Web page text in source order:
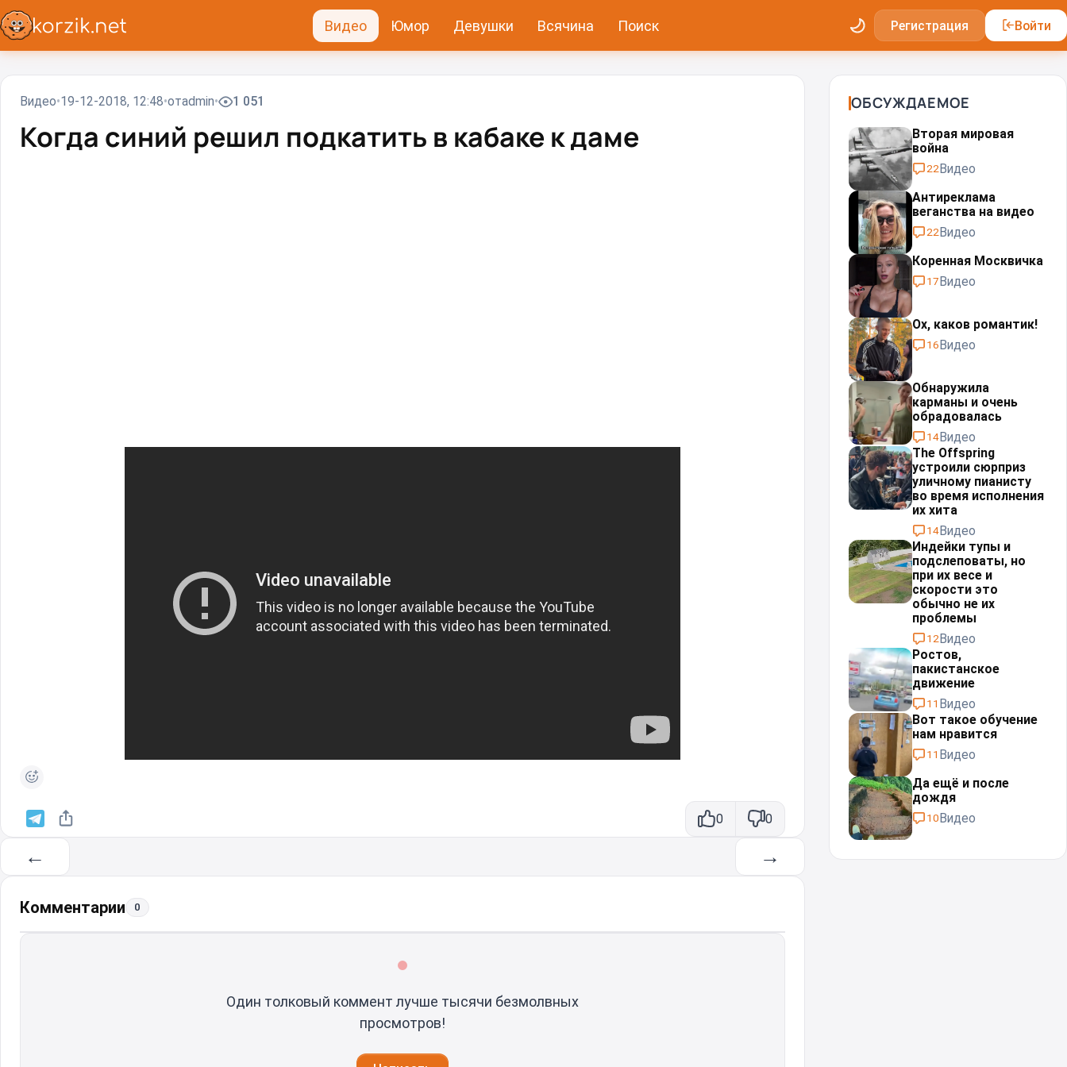
Видео Юмор Девушки Всячина Поиск Регистрация Войти
Видео 19-12-2018, 12:48 отadmin 1 051
Когда синий решил подкатить в кабаке к даме
0 0
← →
Комментарии 0
Один толковый коммент лучше тысячи безмолвных
просмотров!
ОБСУЖДАЕМОЕ
Вторая мировая
война
22Видео
Антиреклама
веганства на видео
22Видео
Коренная Москвичка
17Видео
Ох, каков романтик!
16Видео
Обнаружила
карманы и очень
обрадовалась
14Видео
The Offspring
устроили сюрприз
уличному пианисту
во время исполнения
их хита
14Видео
Индейки тупы и
подслеповаты, но
при их весе и
скорости это
обычно не их
проблемы⁠⁠
12Видео
Ростов,
пакистанское
движение
11 Видео
Вот такое обучение
нам нравится
11 Видео
Да ещё и после
дождя⁠⁠
10Видео